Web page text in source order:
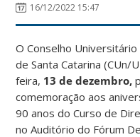
16/12/2022 15:47
O Conselho
de Santa Catarina (CUn/
feira, 13 de dezembro,
comemoração aos
90 anos do Curso de
no Auditório do Fórum